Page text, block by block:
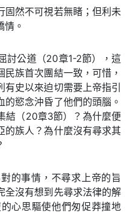
固然不可視若無睹；但利未
。
討公道（20章1-2節），這
族首次團結一致，可惜，
史以來迫切需要上帝指引
慾念沖昏了他們的頭腦。
結（20章3節）？為什麼便
的族人？為什麼沒有尋求其
的事情，不尋求上帝的旨
全沒有想到先尋求法律的解
心思驅使他們匆促莽撞地